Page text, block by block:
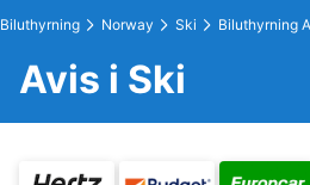
Biluthyrning Norway Ski Biluthyrning
Avis i Ski